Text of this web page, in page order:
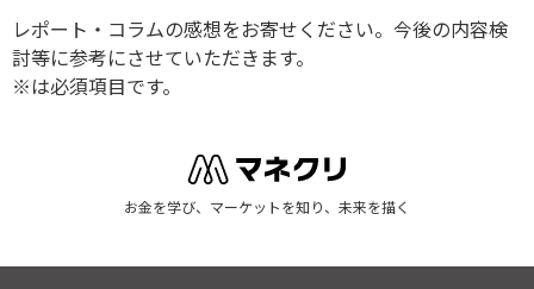
レポート・コラムの感想をお寄せください。今後の内容検
討等に参考にさせていただきます。
※は必須項目です。
お金を学び、マーケットを知り、未来を描く